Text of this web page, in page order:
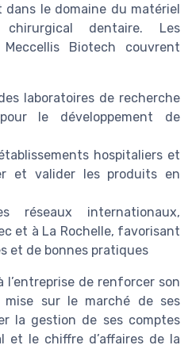
le domaine du matériel
dentaire. Les
Biotech couvrent
laboratoires de recherche
le développement de
hospitaliers et
et valider les produits en
réseaux internationaux,
et à La Rochelle, favorisant
et de bonnes pratiques
de renforcer son
mise sur le marché de ses
la gestion de ses comptes
et le chiffre d’affaires de la